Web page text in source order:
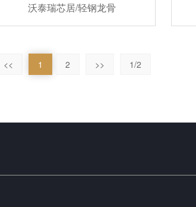
沃泰瑞芯居/轻钢龙骨
<< 1 2 >> 1/2